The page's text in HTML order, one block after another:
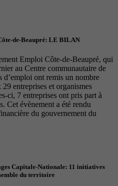
de-Beaupré: LE BILAN
Emploi Côte-de-Beaupré, qui
au Centre communautaire de
d’emploi ont remis un nombre
entreprises et organismes
ci, 7 entreprises ont pris part à
Cet évènement a été rendu
du gouvernement du
Capitale-Nationale: 11 initiatives
du territoire